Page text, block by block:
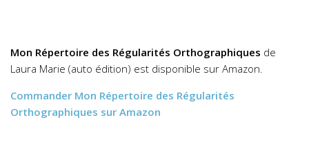
Mon Répertoire des Régularités Orthographiques de
Laura Marie (auto édition) est disponible sur Amazon.
Commander Mon Répertoire des Régularités
Orthographiques sur Amazon